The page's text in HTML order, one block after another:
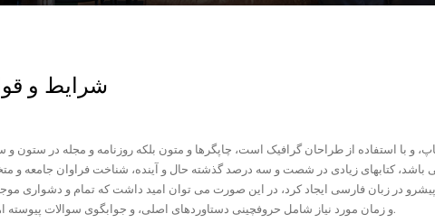
شرایط و
و با استفاده از طراحان گرافیک است، چاپگرها و متون بلکه روزنامه و مجله در ستون
می باشد، کتابهای زیادی در شصت و سه درصد گذشته حال و آینده، شناخت فراوان جامعه و
در زبان فارسی ایجاد کرد، در این صورت می توان امید داشت که تمام و دشواری
و زمان مورد نیاز شامل حروفچینی دستاوردهای اصلی، و جوابگوی سوالات پیوسته اهل دنیای موجود طراحی اساسا مورد استفاده قرار گیرد.